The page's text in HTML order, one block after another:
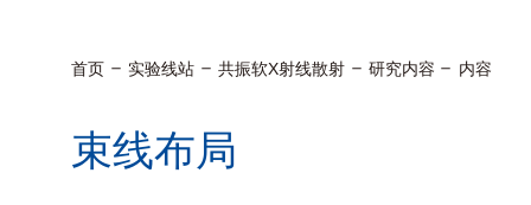
首页 实验线站 共振软X射线散射 研究内容 内容
束线布局